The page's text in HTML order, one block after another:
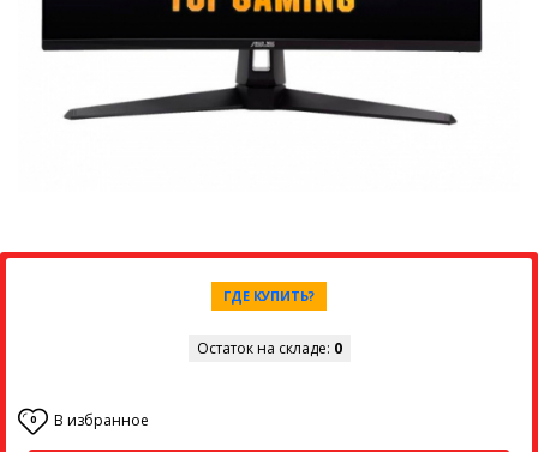
ГДЕ КУПИТЬ?
Остаток на складе: 0
0 В избранное